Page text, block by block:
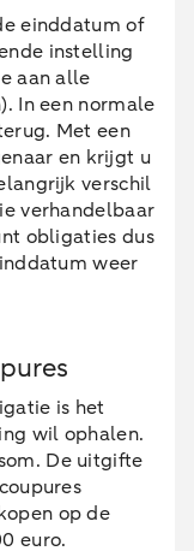
einddatum of
instelling
aan alle
In een normale
Met een
en krijgt u
verschil
verhandelbaar
obligaties dus
weer
is het
wil ophalen.
De uitgifte
op de
euro.